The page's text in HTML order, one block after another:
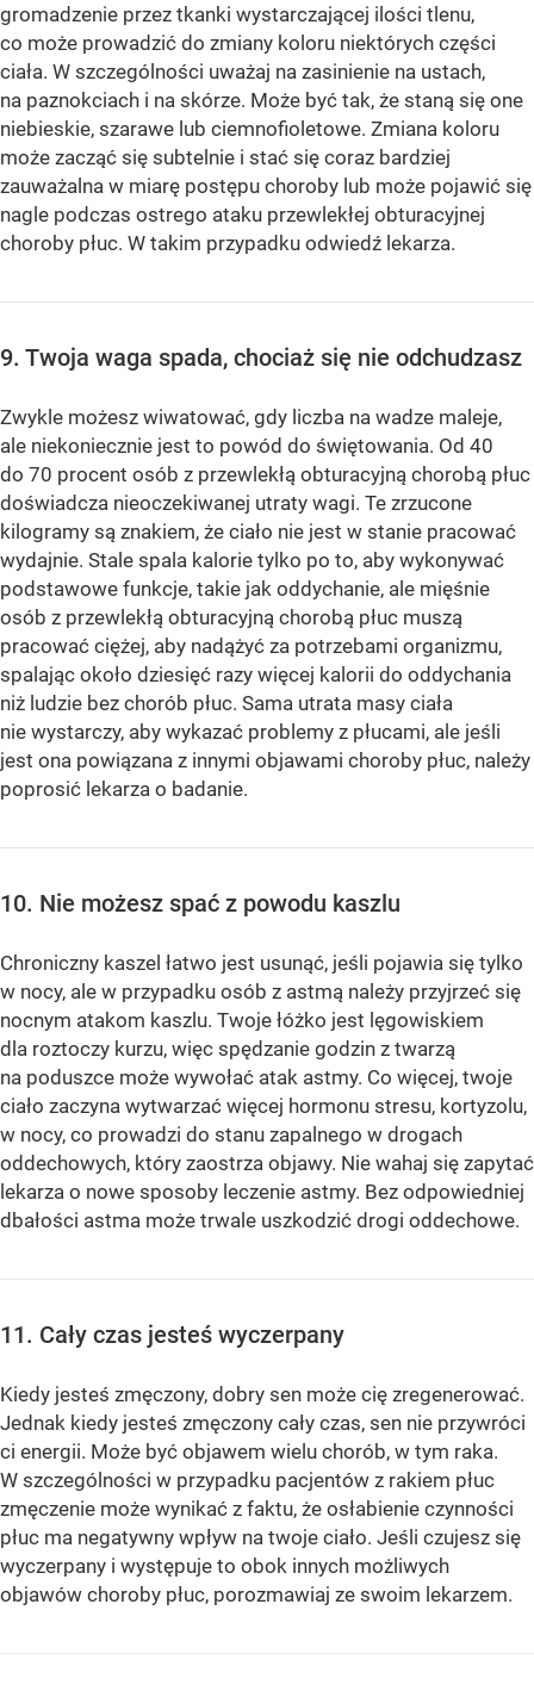
gromadzenie przez tkanki wystarczającej ilości tlenu,
co może prowadzić do zmiany koloru niektórych części
ciała. W szczególności uważaj na zasinienie na ustach,
na paznokciach i na skórze. Może być tak, że staną się one
niebieskie, szarawe lub ciemnofioletowe. Zmiana koloru
może zacząć się subtelnie i stać się coraz bardziej
zauważalna w miarę postępu choroby lub może pojawić się
nagle podczas ostrego ataku przewlekłej obturacyjnej
choroby płuc. W takim przypadku odwiedź lekarza.
9. Twoja waga spada, chociaż się nie odchudzasz
Zwykle możesz wiwatować, gdy liczba na wadze maleje,
ale niekoniecznie jest to powód do świętowania. Od 40
do 70 procent osób z przewlekłą obturacyjną chorobą płuc
doświadcza nieoczekiwanej utraty wagi. Te zrzucone
kilogramy są znakiem, że ciało nie jest w stanie pracować
wydajnie. Stale spala kalorie tylko po to, aby wykonywać
podstawowe funkcje, takie jak oddychanie, ale mięśnie
osób z przewlekłą obturacyjną chorobą płuc muszą
pracować ciężej, aby nadążyć za potrzebami organizmu,
spalając około dziesięć razy więcej kalorii do oddychania
niż ludzie bez chorób płuc. Sama utrata masy ciała
nie wystarczy, aby wykazać problemy z płucami, ale jeśli
jest ona powiązana z innymi objawami choroby płuc, należy
poprosić lekarza o badanie.
10. Nie możesz spać z powodu kaszlu
Chroniczny kaszel łatwo jest usunąć, jeśli pojawia się tylko
w nocy, ale w przypadku osób z astmą należy przyjrzeć się
nocnym atakom kaszlu. Twoje łóżko jest lęgowiskiem
dla roztoczy kurzu, więc spędzanie godzin z twarzą
na poduszce może wywołać atak astmy. Co więcej, twoje
ciało zaczyna wytwarzać więcej hormonu stresu, kortyzolu,
w nocy, co prowadzi do stanu zapalnego w drogach
oddechowych, który zaostrza objawy. Nie wahaj się zapytać
lekarza o nowe sposoby leczenie astmy. Bez odpowiedniej
dbałości astma może trwale uszkodzić drogi oddechowe.
11. Cały czas jesteś wyczerpany
Kiedy jesteś zmęczony, dobry sen może cię zregenerować.
Jednak kiedy jesteś zmęczony cały czas, sen nie przywróci
ci energii. Może być objawem wielu chorób, w tym raka.
W szczególności w przypadku pacjentów z rakiem płuc
zmęczenie może wynikać z faktu, że osłabienie czynności
płuc ma negatywny wpływ na twoje ciało. Jeśli czujesz się
wyczerpany i występuje to obok innych możliwych
objawów choroby płuc, porozmawiaj ze swoim lekarzem.